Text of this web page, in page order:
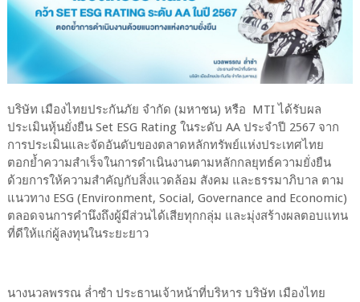
บริษัท เมืองไทยประกันภัย จำกัด (มหาชน) หรือ MTI ได้รับผล
ประเมินหุ้นยั่งยืน Set ESG Rating ในระดับ AA ประจำปี 2567 จาก
การประเมินและจัดอันดับของตลาดหลักทรัพย์แห่งประเทศไทย
ตอกย้ำความสำเร็จในการดำเนินงานตามหลักกลยุทธ์ความยั่งยืน
ด้วยการให้ความสำคัญกับสิ่งแวดล้อม สังคม และธรรมาภิบาล ตาม
แนวทาง ESG (Environment, Social, Governance and Economic)
ตลอดจนการคำนึงถึงผู้มีส่วนได้เสียทุกกลุ่ม และมุ่งสร้างผลตอบแทน
ที่ดีให้แก่ผู้ลงทุนในระยะยาว
นางนวลพรรณ ล่ำซำ ประธานเจ้าหน้าที่บริหาร บริษัท เมืองไทย